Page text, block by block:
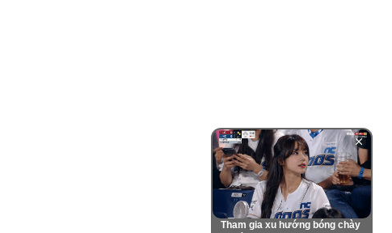
Tham gia xu hướng bóng chày